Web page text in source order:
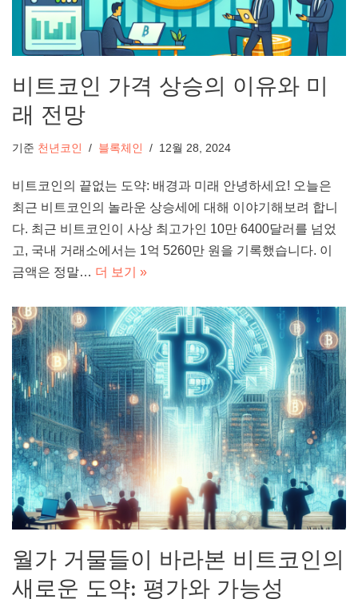
비트코인 가격 상승의 이유와 미
래 전망
기준 천년코인 블록체인 12월 28, 2024
비트코인의 끝없는 도약: 배경과 미래 안녕하세요! 오늘은
최근 비트코인의 놀라운 상승세에 대해 이야기해보려 합니
다. 최근 비트코인이 사상 최고가인 10만 6400달러를 넘었
고, 국내 거래소에서는 1억 5260만 원을 기록했습니다. 이
금액은 정말… 더 보기 »
월가 거물들이 바라본 비트코인의
새로운 도약: 평가와 가능성